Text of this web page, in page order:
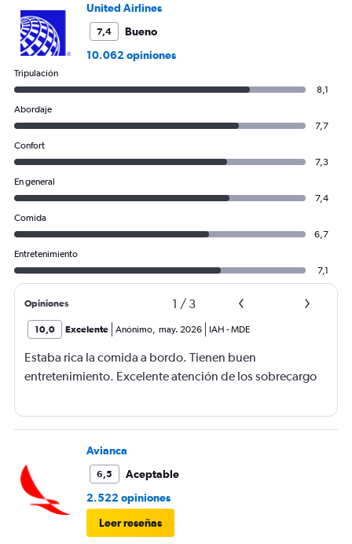
United Airlines
7,4
Bueno
10.062 opiniones
Tripulación
8,1
Abordaje
7,7
Confort
7,3
En general
7,4
Comida
6,7
Entretenimiento
7,1
Opiniones 1 / 3
10,0 Excelente Anónimo, may. 2026 IAH -MDE
Estaba rica la comida a bordo. Tienen buen
entretenimiento. Excelente atención de los sobrecargo
Avianca
6,5
Aceptable
2.522 opiniones
Leer reseñas